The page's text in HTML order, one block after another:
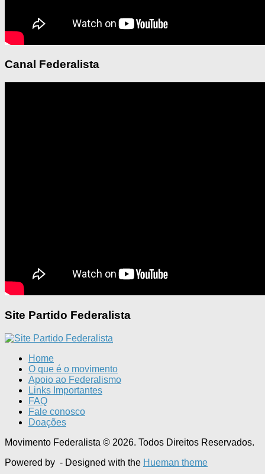
Canal Federalista
Site Partido Federalista
Home
O que é o movimento
Apoio ao Federalismo
Links Importantes
FAQ
Fale conosco
Doações
Movimento Federalista © 2026. Todos Direitos Reservados.
Powered by - Designed with the Hueman theme